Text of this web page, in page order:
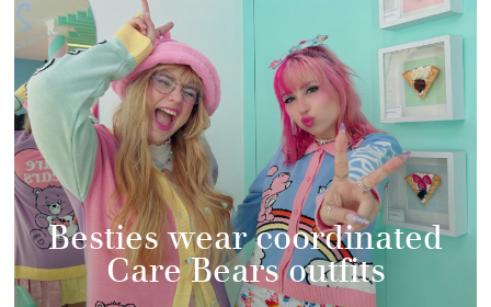
Besties wear coordinated
Care Bears outfits